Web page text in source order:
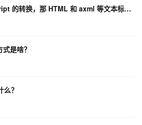
AST 仅可用作 JavaScript 的转换，那 HTML 和 axml 等文本标记语言怎么转换？
是啥？
？